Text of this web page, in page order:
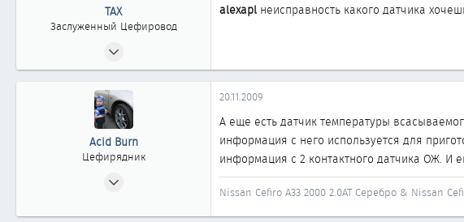
ТАХ
Заслуженный Цефировод
5 312
alexapl неисправность какого датчика
Acid Burn
Цефирядник
0
20.11.2009
А еще есть датчик температуры
информация с него используется для
информация с 2 контактного датчика ОЖ. И
Nissan Cefiro A33 2000 2.0AT Серебро & Nissan